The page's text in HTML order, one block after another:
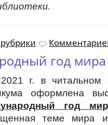
год мира
г. в читальном
оформлена
год
теме мира